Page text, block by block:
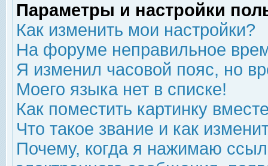
Параметры и настройки
Как изменить мои настройки?
На форуме неправильное
Я изменил часовой пояс, но
Моего языка нет в списке!
Как поместить картинку
Что такое звание и как
Почему, когда я нажимаю